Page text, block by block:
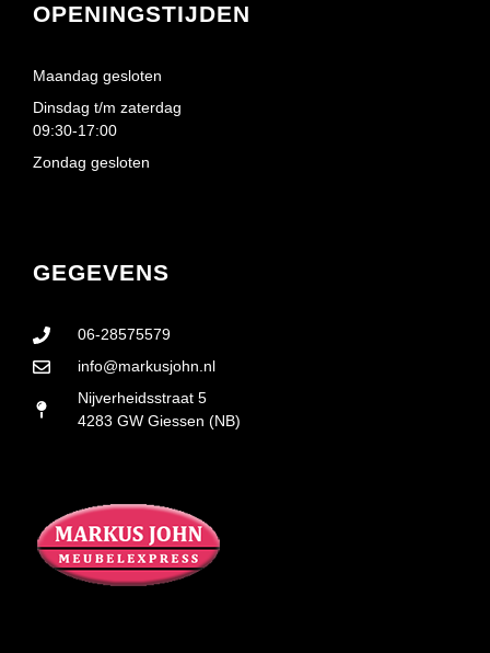
GEGEVENS
06-28575579
info@markusjohn.nl
Nijverheidsstraat 5
4283 GW Giessen (NB)
OPENINGSTIJDEN
Maandag gesloten
Dinsdag t/m zaterdag
09:30-17:00
Zondag gesloten